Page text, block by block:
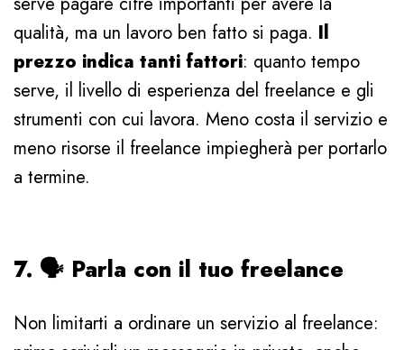
qualità, ma un lavoro ben fatto si paga. Il
prezzo indica tanti fattori: quanto tempo
serve, il livello di esperienza del freelance e gli
strumenti con cui lavora. Meno costa il servizio e
meno risorse il freelance impiegherà per portarlo
a termine.
7. 🗣 Parla con il tuo freelance
Non limitarti a ordinare un servizio al freelance: